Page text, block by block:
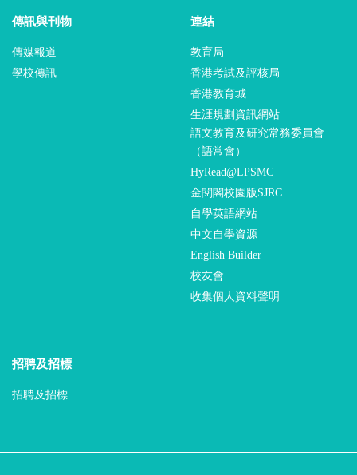
傳訊與刊物
傳媒報道
學校傳訊
連結
教育局
香港考試及評核局
香港教育城
生涯規劃資訊網站
語文教育及研究常務委員會
（語常會）
HyRead@LPSMC
金閱閣校園版SJRC
自學英語網站
中文自學資源
English Builder
校友會
收集個人資料聲明
招聘及招標
招聘及招標